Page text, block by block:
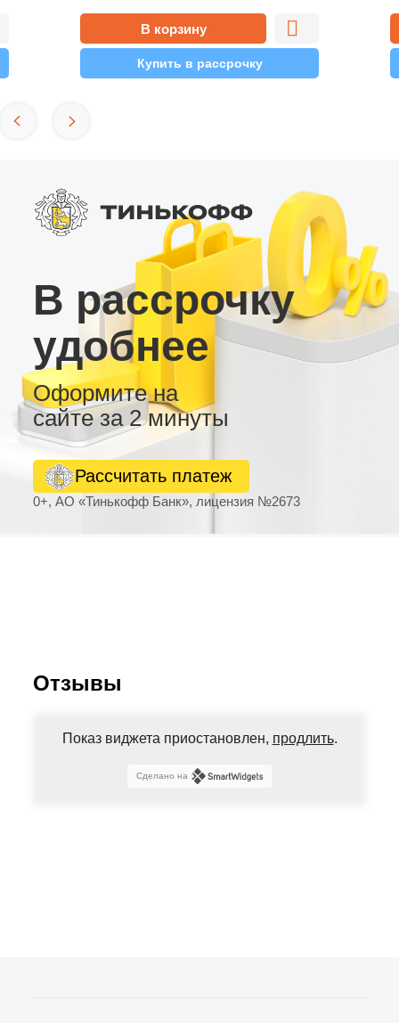
В корзину
Купить в рассрочку
В рассрочку
удобнее
Оформите на
сайте за 2 минуты
0+, АО «Тинькофф Банк», лицензия №2673
Рассчитать платеж
Отзывы
Показ виджета приостановлен, продлить.
Сделано на